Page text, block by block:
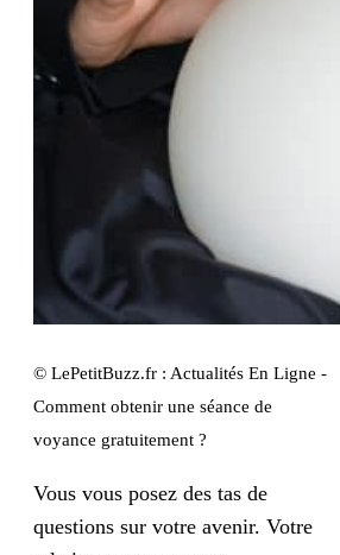
© LePetitBuzz.fr : Actualités En Ligne -
Comment obtenir une séance de
voyance gratuitement ?
Vous vous posez des tas de
questions sur votre avenir. Votre